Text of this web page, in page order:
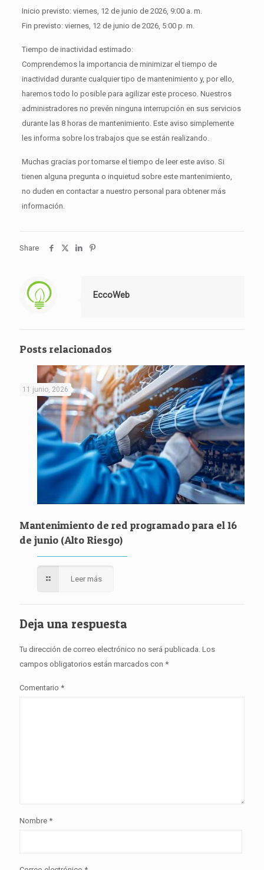
Inicio previsto: viernes, 12 de junio de 2026, 9:00 a. m.
Fin previsto: viernes, 12 de junio de 2026, 5:00 p. m.
Tiempo de inactividad estimado:
Comprendemos la importancia de minimizar el tiempo de
inactividad durante cualquier tipo de mantenimiento y, por ello,
haremos todo lo posible para agilizar este proceso. Nuestros
administradores no prevén ninguna interrupción en sus servicios
durante las 8 horas de mantenimiento. Este aviso simplemente
les informa sobre los trabajos que se están realizando.
Muchas gracias por tomarse el tiempo de leer este aviso. Si
tienen alguna pregunta o inquietud sobre este mantenimiento,
no duden en contactar a nuestro personal para obtener más
información.
Share
EccoWeb
Posts relacionados
11 junio, 2026
Mantenimiento de red programado para el 16
de junio (Alto Riesgo)
Leer más
Deja una respuesta
Tu dirección de correo electrónico no será publicada. Los
campos obligatorios están marcados con *
Comentario *
Nombre *